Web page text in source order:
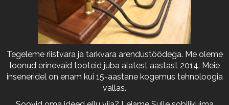
Tegeleme riistvara ja tarkvara arendustöödega. Me oleme
loonud erinevaid tooteid juba alatest aastast 2014. Meie
inseneridel on enam kui 15-aastane kogemus tehnoloogia
vallas.